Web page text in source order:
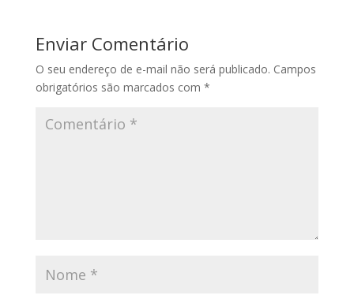
Enviar Comentário
O seu endereço de e-mail não será publicado. Campos
obrigatórios são marcados com *